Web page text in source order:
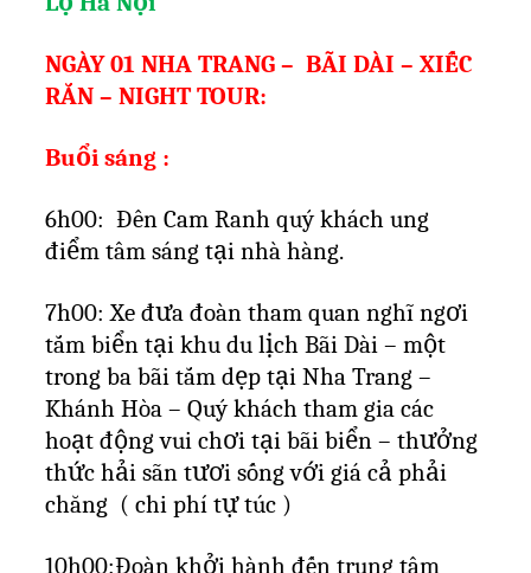
NGÀY 01 NHA TRANG – BÃI DÀI – XIẾC
RẮN – NIGHT TOUR:
Buổi sáng :
6h00: Đên Cam Ranh quý khách ung
điểm tâm sáng tại nhà hàng.
7h00: Xe đưa đoàn tham quan nghĩ ngơi
tắm biển tại khu du lịch Bãi Dài – một
trong ba bãi tắm dẹp tại Nha Trang –
Khánh Hòa – Quý khách tham gia các
hoạt động vui chơi tại bãi biển – thưởng
thức hải sãn tươi sống với giá cả phải
chăng ( chi phí tự túc )
10h00:Đoàn khởi hành đến trung tâm